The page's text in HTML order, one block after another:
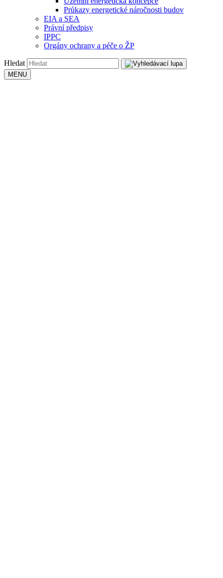
Průkazy energetické náročnosti budov
EIA a SEA
Právní předpisy
IPPC
Orgány ochrany a péče o ŽP
Hledat
MENU